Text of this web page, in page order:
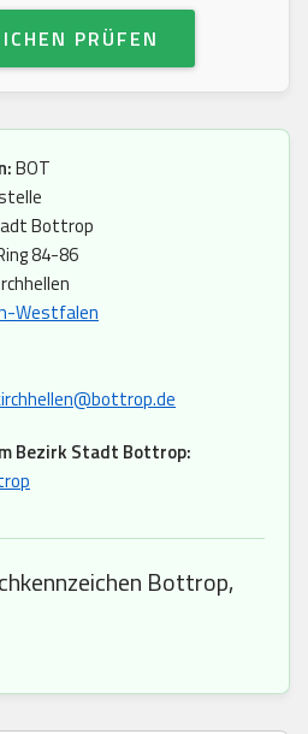
PRÜFEN
BOT
Bottrop
84-86
Westfalen
Bezirk Stadt Bottrop:
Bottrop,